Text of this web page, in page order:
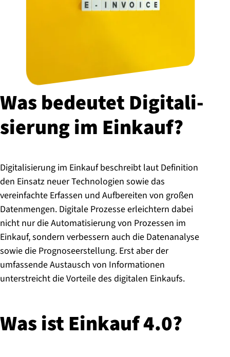
Was bedeutet Di­gi­ta­li­
sie­rung im Einkauf?
Digitalisierung im Einkauf beschreibt laut Definition
den Einsatz neuer Technologien sowie das
vereinfachte Erfassen und Aufbereiten von großen
Datenmengen. Digitale Prozesse erleichtern dabei
nicht nur die Automatisierung von Prozessen im
Einkauf, sondern verbessern auch die Datenanalyse
sowie die Prognoseerstellung. Erst aber der
umfassende Austausch von Informationen
unterstreicht die Vorteile des digitalen Einkaufs.
Was ist Einkauf 4.0?